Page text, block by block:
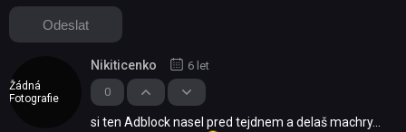
Žádná
Fotografie
0
Nikiticenko 6 let
si ten Adblock nasel pred tejdnem a delaš machry...